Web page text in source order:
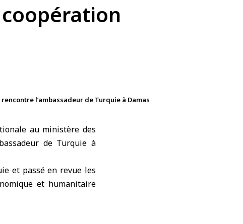
l’ambassadeur de Turquie à Damas
au ministère des
de Turquie à
et passé en revue les
et humanitaire